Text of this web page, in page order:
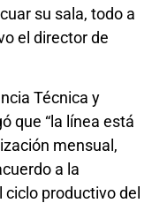
su sala, todo a
el director de
Técnica y
que “la línea está
mensual,
a la
productivo del